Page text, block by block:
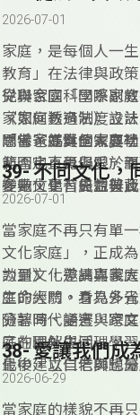
2026-07-01
家庭，是每個人一
教育」在法律與政
兒與家庭科學系副
家如何透過制度設
思考家庭對個人與
從聯合國「國際家
《家庭教育法》立
關係，並健全家庭
範圍也不再侷限於
多元文化、失親與
需求。
「當爸媽真的需要
非否定直覺與愛，
變中，更有能力彼
校、終身學習機構
在數位學習日益普
期待透過制度與教
力量向前走。
39- 不同文化，
2026-07-01
當家庭不再只有單
文化家庭」，正成
力量》，邀請嘉義
庭的大門，看見多
談到文化差異與家
生命經驗。身為外
分認同、語言與家
庭的理解與同理。
隨著時代變遷，跨
子在國外生活、學
化中建立自信與歸
適歷程。
最後，以仁老師也
一起思考，如何用
38- 愛讓我們成
2026-06-29
當家庭的樣貌不再